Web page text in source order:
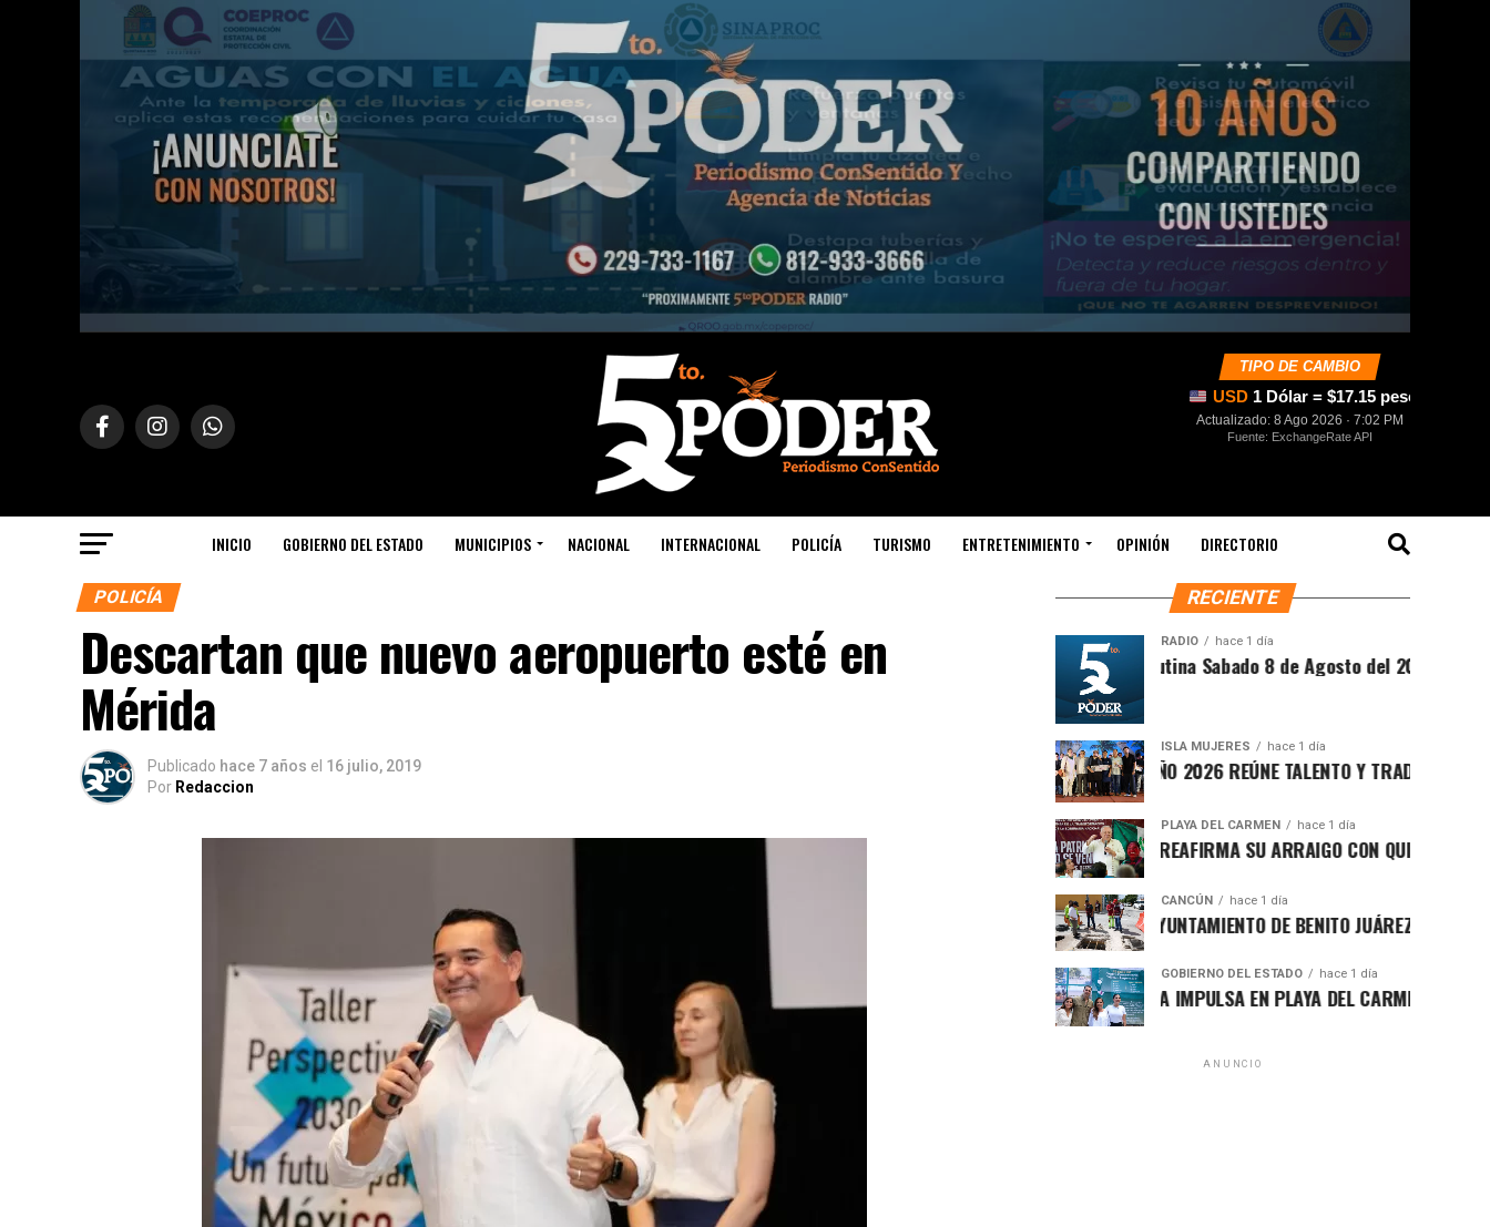
TIPO DE CAMBIO
USD 1 Dólar = $17.15 pesos
Actualizado: 8 Ago 2026 · 7:02 PM
Fuente: ExchangeRate API
INICIO GOBIERNO DEL ESTADO MUNICIPIOS NACIONAL INTERNACIONAL POLICÍA TURISMO ENTRETENIMIENTO OPINIÓN DIRECTORIO
POLICÍA
Descartan que nuevo aeropuerto esté en
Mérida
Publicado hace 7 años el 16 julio, 2019
Por Redaccion
RECIENTE
RADIO hace 1 día
Síntesis Matutina Sabado 8 de Agosto del 2026
ISLA MUJERES hace 1 día
CEVICHE ISLEÑO 2026 REÚNE TALENTO Y TRADICIÓN EN ISLA
PLAYA DEL CARMEN hace 1 día
RAFA MARÍN REAFIRMA SU ARRAIGO CON QUINTANA ROO Y
CANCÚN hace 1 día
FORTALECE AYUNTAMIENTO DE BENITO JUÁREZ ACCIONES
GOBIERNO DEL ESTADO hace 1 día
MARA LEZAMA IMPULSA EN PLAYA DEL CARMEN EL PRIMER
ANUNCIO